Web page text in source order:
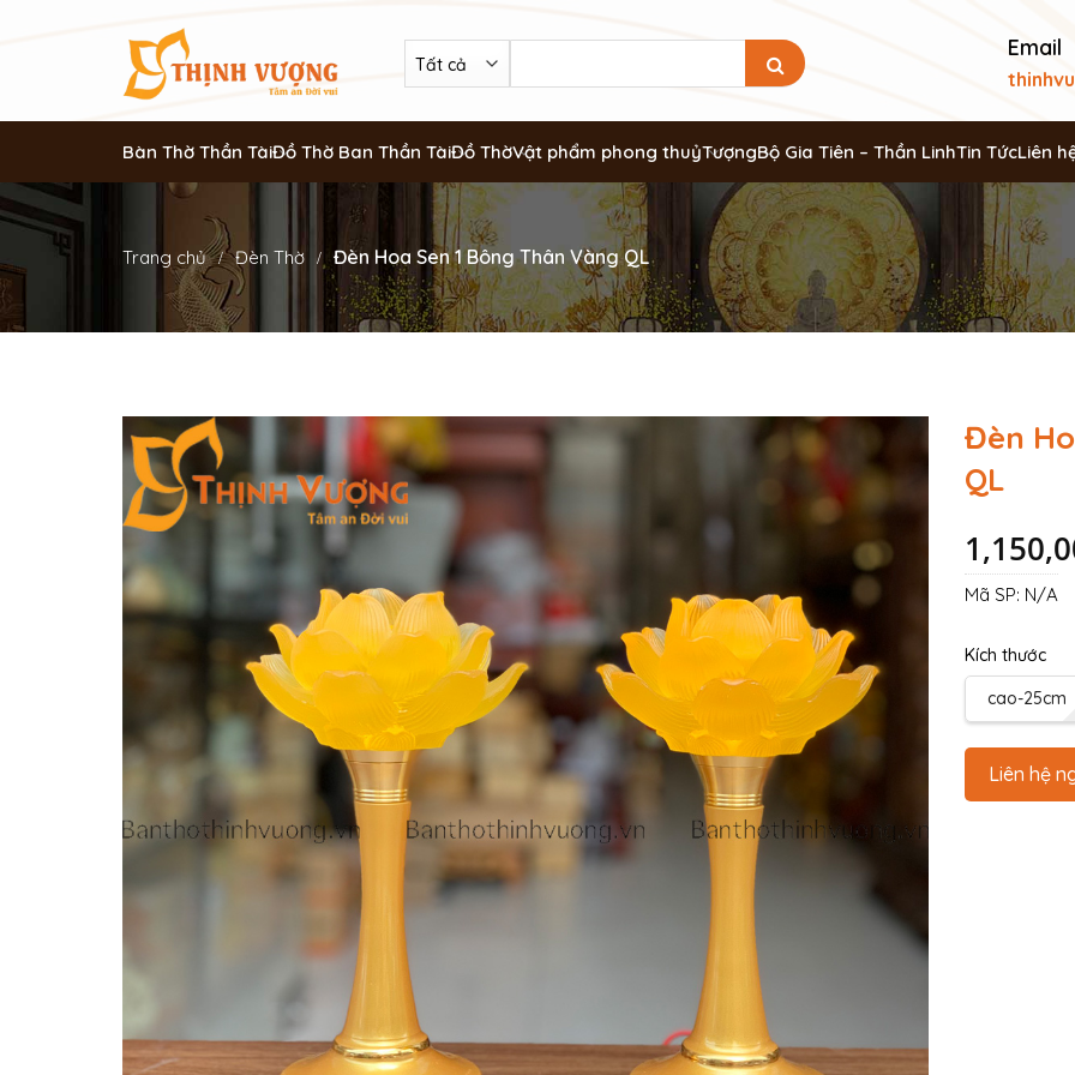
Email
Bàn Thờ Thần TàiĐồ Thờ Ban Thần TàiĐồ ThờVật phẩm phong thuỷTượngBộ Gia Tiên – Thần LinhTin TứcLiên
Trang chủ Đèn Thờ Đèn Hoa Sen 1 Bông Thân Vàng QL
Đèn
QL
Kích thước
cao-25cm
Liên hệ
Mã SP: N/A